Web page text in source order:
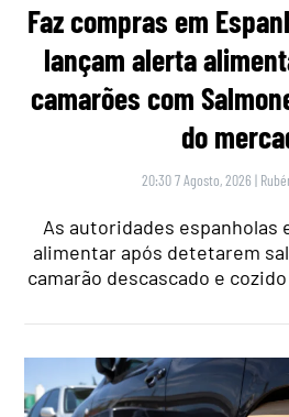
Faz compras em
lançam alerta
camarões com
do
20:30 7 Agosto, 2026 |
As autoridades espanholas
alimentar após detetarem
camarão descascado e